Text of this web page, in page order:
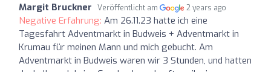
Margit Bruckner Veröffentlicht am 2 years ago
Negative Erfahrung: Am 26.11.23 hatte ich eine
Tagesfahrt Adventmarkt in Budweis + Adventmarkt in
Krumau für meinen Mann und mich gebucht. Am
Adventmarkt in Budweis waren wir 3 Stunden, und hatten